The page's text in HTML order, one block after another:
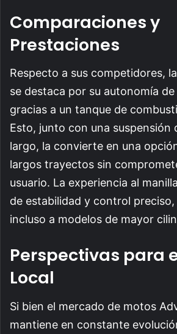
Comparaciones y
Prestaciones
Respecto a sus competidores,
se destaca por su autonomía
gracias a un tanque de
Esto, junto con una suspensión
largo, la convierte en una
largos trayectos sin
usuario. La experiencia al
de estabilidad y control
incluso a modelos de mayor
Perspectivas para
Local
Si bien el mercado de motos
mantiene en constante